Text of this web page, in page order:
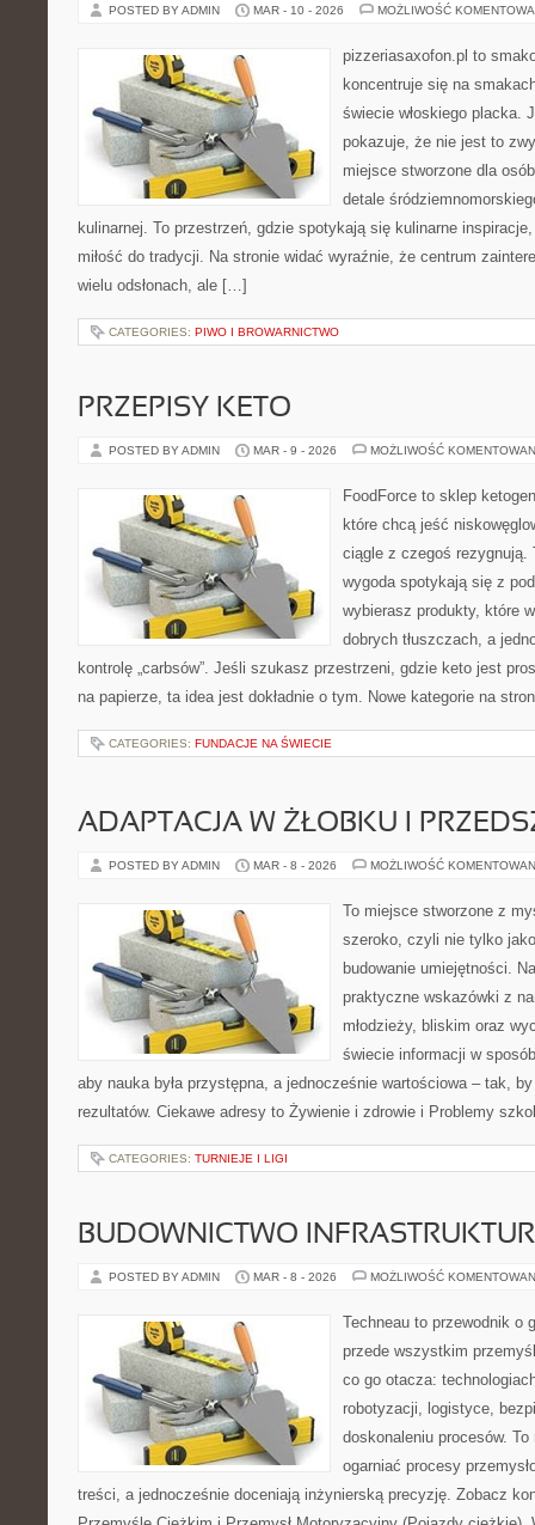
POSTED BY ADMIN MAR - 10 - 2026 MOŻLIWOŚĆ
pizzeriasaxofon.pl to
koncentruje się na
świecie włoskiego placka.
pokazuje, że nie jest to
miejsce stworzone dla
detale
kulinarnej. To przestrzeń, gdzie spotykają się kulinarne
miłość do tradycji. Na stronie widać wyraźnie, że centrum
wielu odsłonach, ale […]
CATEGORIES: PIWO I BROWARNICTWO
PRZEPISY KETO
POSTED BY ADMIN MAR - 9 - 2026 MOŻLIWOŚĆ
FoodForce to sklep
które chcą jeść
ciągle z czegoś rezygnują.
wygoda spotykają się z
wybierasz produkty, które
dobrych tłuszczach, a
kontrolę „carbsów”. Jeśli szukasz przestrzeni, gdzie keto jest
na papierze, ta idea jest dokładnie o tym. Nowe kategorie na
CATEGORIES: FUNDACJE NA ŚWIECIE
ADAPTACJA W ŻŁOBKU I
POSTED BY ADMIN MAR - 8 - 2026 MOŻLIWOŚĆ
To miejsce stworzone z
szeroko, czyli nie tylko
budowanie umiejętności.
praktyczne wskazówki z
młodzieży, bliskim oraz
świecie informacji w
aby nauka była przystępna, a jednocześnie wartościowa – tak, by
rezultatów. Ciekawe adresy to Żywienie i zdrowie i Problemy
CATEGORIES: TURNIEJE I LIGI
BUDOWNICTWO
POSTED BY ADMIN MAR - 8 - 2026 MOŻLIWOŚĆ
Techneau to przewodnik o
przede wszystkim
co go otacza:
robotyzacji, logistyce,
doskonaleniu procesów.
ogarniać procesy
treści, a jednocześnie doceniają inżynierską precyzję. Zobacz